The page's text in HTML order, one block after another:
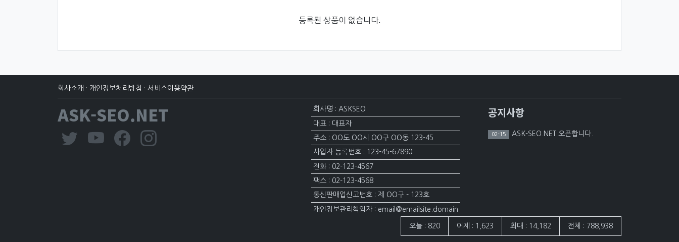
등록된 상품이 없습니다.
회사소개 · 개인정보처리방침 · 서비스이용약관
ASK-SEO.NET 회사명 : ASKSEO
대표 : 대표자
주소 : OO도 OO시 OO구 OO동 123-45
사업자 등록번호 : 123-45-67890
전화 : 02-123-4567
팩스 : 02-123-4568
통신판매업신고번호 : 제 OO구 - 123호
개인정보관리책임자 : email@emailsite.domain
공지사항
02-15 ASK-SEO.NET 오픈합니다.
접속자집계
오늘 : 820 어제 : 1,623 최대 : 14,182 전체 : 788,938